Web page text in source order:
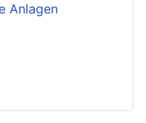
Anlagen